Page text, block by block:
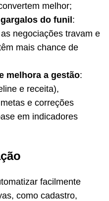
melhor;
do funil:
negociações travam e
mais chance de
melhora a gestão:
e receita),
e correções
em indicadores
facilmente
como cadastro,